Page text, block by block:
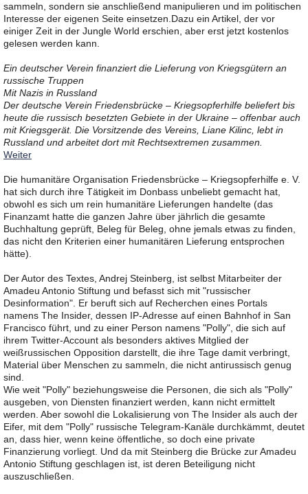
sammeln, sondern sie anschließend manipulieren und im politischen
Interesse der eigenen Seite einsetzen.Dazu ein Artikel, der vor
einiger Zeit in der Jungle World erschien, aber erst jetzt kostenlos
gelesen werden kann.
Ein deutscher Verein finanziert die Lieferung von Kriegsgütern an
russische Truppen
Mit Nazis in Russland
Der deutsche Verein Friedensbrücke – Kriegsopferhilfe beliefert bis
heute die russisch besetzten Gebiete in der Ukraine – offenbar auch
mit Kriegsgerät. Die Vorsitzende des Vereins, Liane Kilinc, lebt in
Russland und arbeitet dort mit Rechtsextremen zusammen.
Weiter
Die humanitäre Organisation Friedensbrücke – Kriegsopferhilfe e. V.
hat sich durch ihre Tätigkeit im Donbass unbeliebt gemacht hat,
obwohl es sich um rein humanitäre Lieferungen handelte (das
Finanzamt hatte die ganzen Jahre über jährlich die gesamte
Buchhaltung geprüft, Beleg für Beleg, ohne jemals etwas zu finden,
das nicht den Kriterien einer humanitären Lieferung entsprochen
hätte).
Der Autor des Textes, Andrej Steinberg, ist selbst Mitarbeiter der
Amadeu Antonio Stiftung und befasst sich mit "russischer
Desinformation". Er beruft sich auf Recherchen eines Portals
namens The Insider, dessen IP-Adresse auf einen Bahnhof in San
Francisco führt, und zu einer Person namens "Polly", die sich auf
ihrem Twitter-Account als besonders aktives Mitglied der
weißrussischen Opposition darstellt, die ihre Tage damit verbringt,
Material über Menschen zu sammeln, die nicht antirussisch genug
sind.
Wie weit "Polly" beziehungsweise die Personen, die sich als "Polly"
ausgeben, von Diensten finanziert werden, kann nicht ermittelt
werden. Aber sowohl die Lokalisierung von The Insider als auch der
Eifer, mit dem "Polly" russische Telegram-Kanäle durchkämmt, deutet
an, dass hier, wenn keine öffentliche, so doch eine private
Finanzierung vorliegt. Und da mit Steinberg die Brücke zur Amadeu
Antonio Stiftung geschlagen ist, ist deren Beteiligung nicht
auszuschließen.